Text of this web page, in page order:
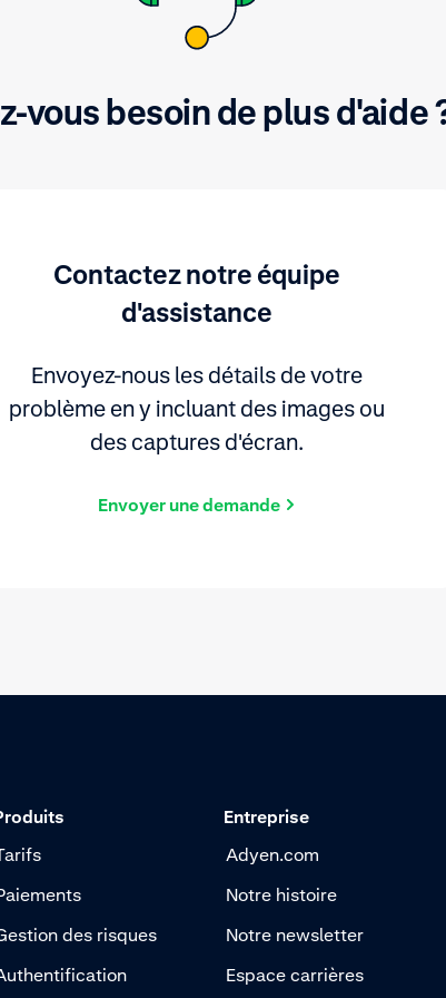
vous besoin de plus d'aide
Contactez notre équipe
d'assistance
Envoyez-nous les détails de votre
problème en y incluant des images ou
des captures d'écran.
Envoyer une demande
des risques
Entreprise
Adyen.com
Notre histoire
Notre newsletter
Espace carrières